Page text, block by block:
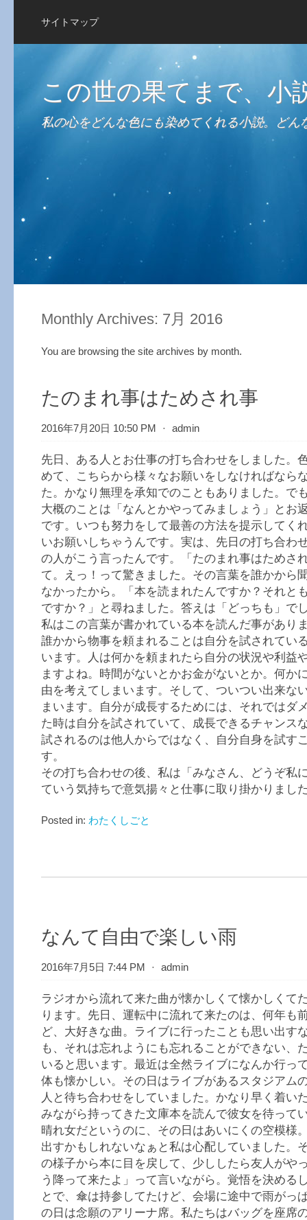
サイトマップ
この世の果てまで、小
私の心をどんな色にも染めてくれる小説。ど
Monthly Archives: 7月 2016
You are browsing the site archives by month.
たのまれ事はためされ事
2016年7月20日 10:50 PM ⋅ admin
先日、ある人とお仕事の打ち合わせをしました。
めて、こちらから様々なお願いをしなければなら
た。かなり無理を承知でのこともありました。で
大概のことは「なんとかやってみましょう」とお
です。いつも努力をして最善の方法を提示してく
いお願いしちゃうんです。実は、先日の打ち合わ
の人がこう言ったんです。「たのまれ事はためさ
て。えっ！って驚きました。その言葉を誰かから
なかったから。「本を読まれたんですか？それと
ですか？」と尋ねました。答えは「どっちも」で
私はこの言葉が書かれている本を読んだ事があり
誰かから物事を頼まれることは自分を試されてい
います。人は何かを頼まれたら自分の状況や利益
ますよね。時間がないとかお金がないとか。何か
由を考えてしまいます。そして、ついつい出来な
まいます。自分が成長するためには、それではダ
た時は自分を試されていて、成長できるチャンス
試されるのは他人からではなく、自分自身を試す
す。
その打ち合わせの後、私は「みなさん、どうぞ私
ていう気持ちで意気揚々と仕事に取り掛かりまし
Posted in: わたくしごと
なんて自由で楽しい雨
2016年7月5日 7:44 PM ⋅ admin
ラジオから流れて来た曲が懐かしくて懐かしくて
ります。先日、運転中に流れて来たのは、何年も
ど、大好きな曲。ライブに行ったことも思い出す
も、それは忘れようにも忘れることができない、
いると思います。最近は全然ライブになんか行っ
体も懐かしい。その日はライブがあるスタジアム
人と待ち合わせをしていました。かなり早く着い
みながら持ってきた文庫本を読んで彼女を待って
晴れ女だというのに、その日はあいにくの空模様
出すかもしれないなぁと私は心配していました。
の様子から本に目を戻して、少ししたら友人がや
う降って来たよ」って言いながら。覚悟を決める
とで、傘は持参してたけど、会場に途中で雨がっ
の日は念願のアリーナ席。私たちはバッグを座席